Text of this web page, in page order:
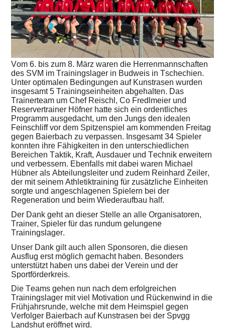
Vom 6. bis zum 8. März waren die Herrenmannschaften
des SVM im Trainingslager in Budweis in Tschechien.
Unter optimalen Bedingungen auf Kunstrasen wurden
insgesamt 5 Trainingseinheiten abgehalten. Das
Trainerteam um Chef Reischl, Co Fredlmeier und
Reservertrainer Höfner hatte sich ein ordentliches
Programm ausgedacht, um den Jungs den idealen
Feinschliff vor dem Spitzenspiel am kommenden Freitag
gegen Baierbach zu verpassen. Insgesamt 34 Spieler
konnten ihre Fähigkeiten in den unterschiedlichen
Bereichen Taktik, Kraft, Ausdauer und Technik erweitern
und verbessern. Ebenfalls mit dabei waren Michael
Hübner als Abteilungsleiter und zudem Reinhard Zeiler,
der mit seinem Athletiktraining für zusätzliche Einheiten
sorgte und angeschlagenen Spielern bei der
Regeneration und beim Wiederaufbau half.
Der Dank geht an dieser Stelle an alle Organisatoren,
Trainer, Spieler für das rundum gelungene
Trainingslager.
Unser Dank gilt auch allen Sponsoren, die diesen
Ausflug erst möglich gemacht haben. Besonders
unterstützt haben uns dabei der Verein und der
Sportförderkreis.
Die Teams gehen nun nach dem erfolgreichen
Trainingslager mit viel Motivation und Rückenwind in die
Frühjahrsrunde, welche mit dem Heimspiel gegen
Verfolger Baierbach auf Kunstrasen bei der Spvgg
Landshut eröffnet wird.